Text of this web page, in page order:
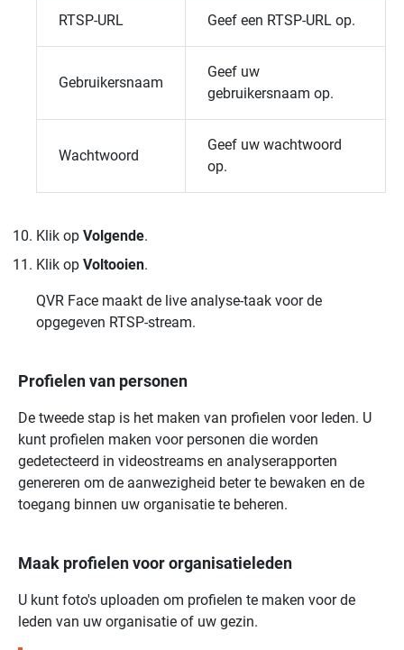
RTSP-URL Geef een RTSP-URL op.
Gebruikersnaam
Geef uw
gebruikersnaam op.
Wachtwoord
Geef uw wachtwoord
op.
Klik op Volgende.
Klik op Voltooien.
QVR Face maakt de live analyse-taak voor de
opgegeven RTSP-stream.
Profielen van personen
De tweede stap is het maken van profielen voor leden. U
kunt profielen maken voor personen die worden
gedetecteerd in videostreams en analyserapporten
genereren om de aanwezigheid beter te bewaken en de
toegang binnen uw organisatie te beheren.
Maak profielen voor organisatieleden
U kunt foto's uploaden om profielen te maken voor de
leden van uw organisatie of uw gezin.